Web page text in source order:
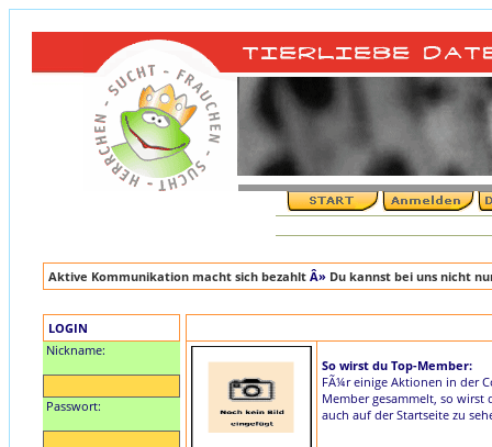
Aktive Kommunikation macht sich bezahlt Â» Du kannst bei uns nicht
LOGIN
Nickname:
Passwort:
So wirst du Top-Member:
FÃ¼r einige Aktionen in der
Member gesammelt, so wirst
auch auf der Startseite zu